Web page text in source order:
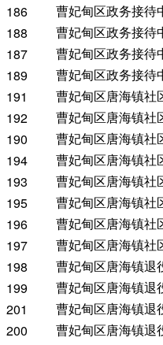
186
曹妃甸区政务接待
188
曹妃甸区政务接待
187
曹妃甸区政务接待
189
曹妃甸区政务接待
191
曹妃甸区唐海镇社
192
曹妃甸区唐海镇社
190
曹妃甸区唐海镇社
194
曹妃甸区唐海镇社
193
曹妃甸区唐海镇社
195
曹妃甸区唐海镇社
196
曹妃甸区唐海镇社
197
曹妃甸区唐海镇社
198
曹妃甸区唐海镇退
199
曹妃甸区唐海镇退
201
曹妃甸区唐海镇退
200
曹妃甸区唐海镇退